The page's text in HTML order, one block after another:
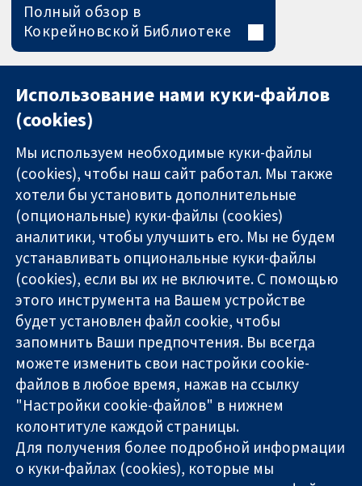
Полный обзор в
Кокрейновской Библиотеке
Надёжные
доказательства
Информированные
решения
Во благо
здоровья
11-13 Cavendish
Square
London
W1G 0AN
United Kingdom
Связаться с
нами
Новости
Пресс-
служба
О нас
Работа
Cochrane
Library
The Cochrane Collaboration is a charity (no. 1045921) and a
company limited by guarantee (no. 03044323) registered in
Использование нами куки-файлов
(cookies)
Мы используем необходимые куки-файлы
(cookies), чтобы наш сайт работал. Мы также
хотели бы установить дополнительные
(опциональные) куки-файлы (cookies)
аналитики, чтобы улучшить его. Мы не будем
устанавливать опциональные куки-файлы
(cookies), если вы их не включите. С помощью
этого инструмента на Вашем устройстве
будет установлен файл cookie, чтобы
запомнить Ваши предпочтения. Вы всегда
можете изменить свои настройки cookie-
файлов в любое время, нажав на ссылку
"Настройки cookie-файлов" в нижнем
колонтитуле каждой страницы.
Для получения более подробной информации
о куки-файлах (cookies), которые мы